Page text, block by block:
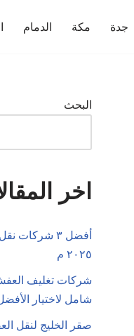
جدة مكة الدمام
البحث
اخر
أفضل ٣
٢٠٢٥ م
شركات تغليف
شامل لاختيار
صقر الخليج لنقل